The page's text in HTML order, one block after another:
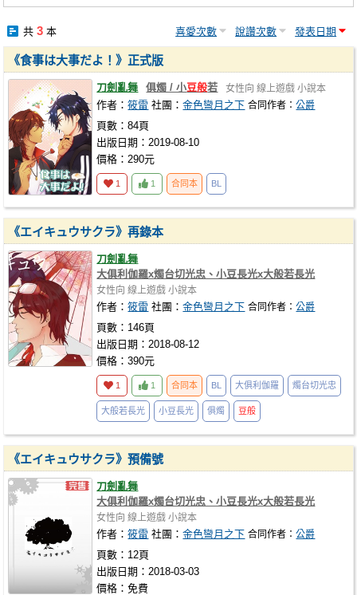
共 3本 喜愛次數 說讚次數 發表日期
《食事は大事だよ！》正式版
刀劍亂舞 俱燭 / 小豆般若 女性向 線上遊戲 小說本
作者：筱雷 社團：金色彎月之下 合同作者：公爵
頁數：84頁
出版日期：2019-08-10
價格：290元
1 1 合同本 BL
《エイキュウサクラ》再錄本
刀劍亂舞
大俱利伽羅x燭台切光忠、小豆長光x大般若長光
女性向 線上遊戲 小說本
作者：筱雷 社團：金色彎月之下 合同作者：公爵
頁數：146頁
出版日期：2018-08-12
價格：390元
1 1 合同本 BL 大俱利伽羅 燭台切光忠
大般若長光 小豆長光 俱燭 豆般
《エイキュウサクラ》預備號
刀劍亂舞
大俱利伽羅x燭台切光忠、小豆長光x大般若長光
女性向 線上遊戲 小說本
作者：筱雷 社團：金色彎月之下 合同作者：公爵
頁數：12頁
出版日期：2018-03-03
價格：免費